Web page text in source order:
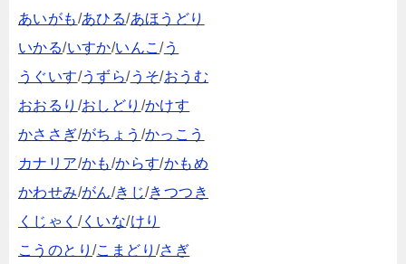
あいがも/あひる/あほうどり
いかる/いすか/いんこ/う
うぐいす/うずら/うそ/おうむ
おおるり /おしどり /かけす
かささぎ/がちょう /かっこう
カナリア/かも/からす/かもめ
かわせみ/がん/きじ/きつつき
くじゃく /くいな/けり
こうのとり /こまどり/さぎ